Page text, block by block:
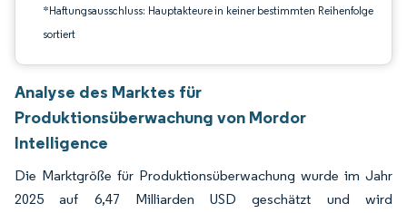
*Haftungsausschluss: Hauptakteure in keiner bestimmten Reihenfolge
sortiert
Analyse des Marktes für
Produktionsüberwachung von Mordor
Intelligence
Die Marktgröße für Produktionsüberwachung wurde im Jahr
2025 auf 6,47 Milliarden USD geschätzt und wird